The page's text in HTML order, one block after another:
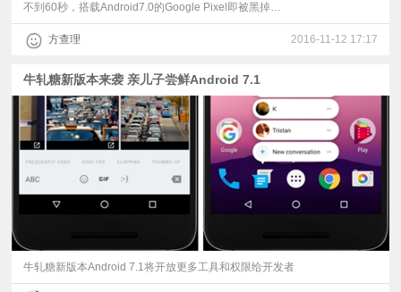
不到60秒，搭载Android7.0的Google Pixel即被黑掉…
方查理 2016-11-12 17:17
牛轧糖新版本来袭 亲儿子尝鲜Android 7.1
牛轧糖新版本Android 7.1将开放更多工具和权限给开发者